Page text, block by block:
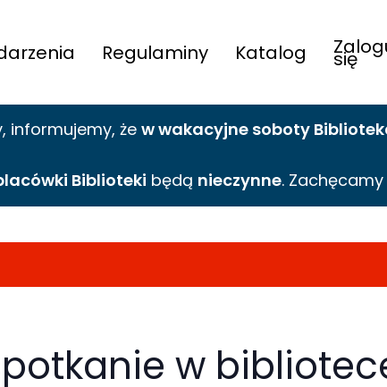
Regulaminy Katalog się
informujemy, że w wakacyjne soboty
Biblioteki będą nieczynne.
w